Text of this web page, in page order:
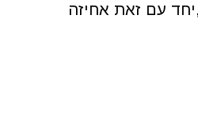
עם זאת אחיזה